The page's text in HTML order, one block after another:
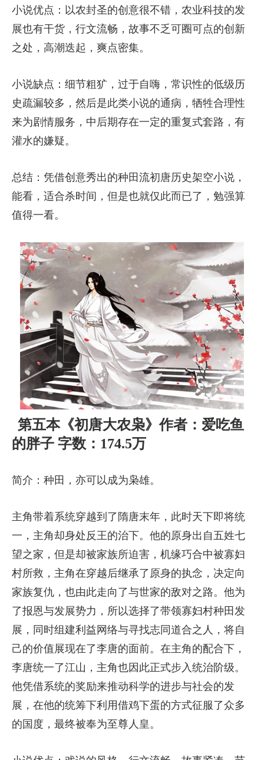
小说优点：以农封圣的创意很不错，农业科技的发
展也有干货，行文流畅，故事不乏可圈可点的创新
之处，高潮迭起，爽点密集。
小说缺点：细节粗犷，过于自嗨，常识性的低级历
史疏漏较多，然后是此类小说的通病，牺牲合理性
来为剧情服务，中后期存在一定的重复式套路，有
灌水的嫌疑。
总结：凭借创意秀出的种田流初唐历史架空小说，
能看，适合杀时间，但是也就仅此而已了，勉强算
值得一看。
第五本《初唐大农枭》作者：爱吃鱼
的胖子 字数：174.5万
简介：种田，亦可以成为枭雄。
主角带着系统穿越到了隋唐末年，此时天下即将统
一，主角却身处反王的治下。他的原身出自五姓七
望之家，但是却被家族所迫害，机缘巧合中被寡妇
村所救，主角在穿越后继承了原身的执念，决定向
家族复仇，也由此走向了与世家的敌对之路。他为
了报恩与发展势力，所以选择了带领寡妇村种田发
展，同时组建利益网络与寻找志同道合之人，将自
己的价值展现在了李唐的面前。在主角的配合下，
李唐统一了江山，主角也因此正式步入统治阶级。
他凭借系统的奖励来推动科学的进步与社会的发
展，在他的统筹下利用借鸡下蛋的方式征服了众多
的国度，最终被奉为至尊人皇。